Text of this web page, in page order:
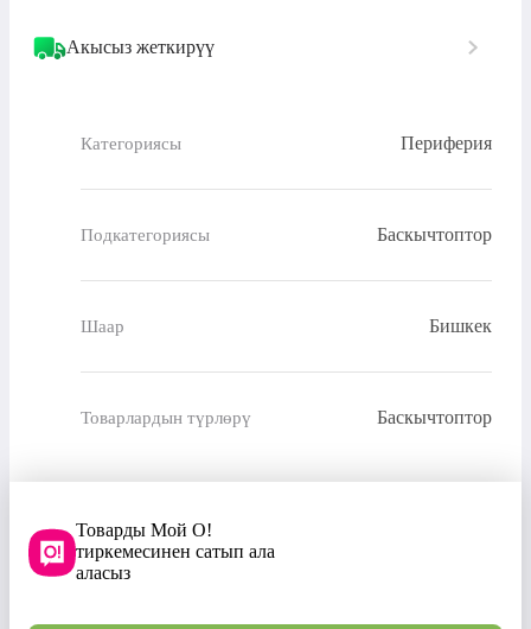
Акысыз жеткирүү
Категориясы Периферия
Подкатегориясы Баскычтоптор
Шаар Бишкек
Товарлардын түрлөрү Баскычтоптор
Товарды Мой О!
тиркемесинен сатып ала
аласыз